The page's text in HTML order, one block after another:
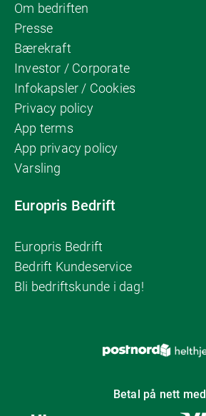
Om bedriften
Presse
Bærekraft
Investor / Corporate
Infokapsler / Cookies
Privacy policy
App terms
App privacy policy
Varsling
Europris Bedrift
Europris Bedrift
Bedrift Kundeservice
Bli bedriftskunde i dag!
Betal på nett med